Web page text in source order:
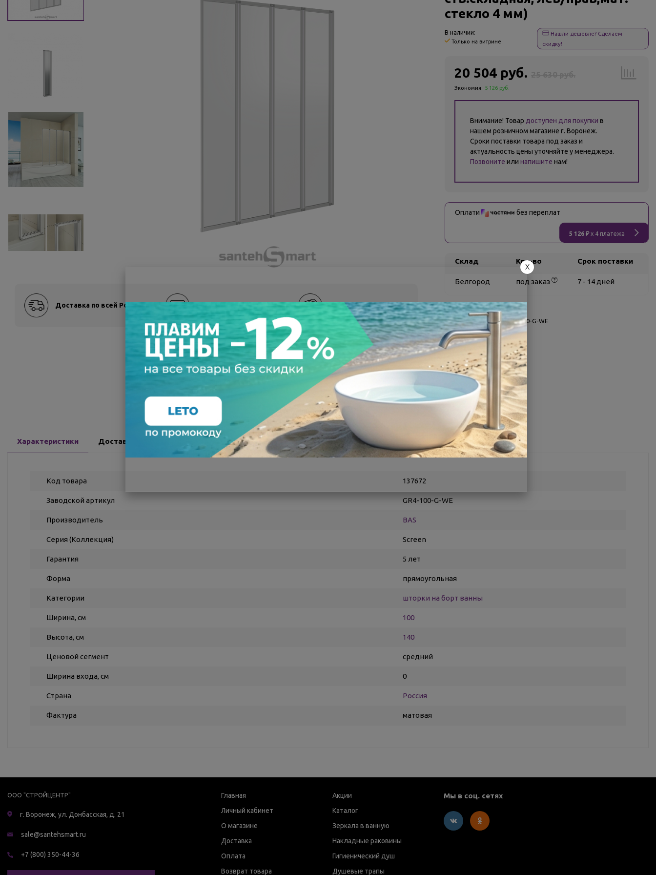
Доставка по всей России Оплата после осмотра Всегда низкие цены
стекло 4 мм)
В наличии:
Только на витрине
Нашли дешевле? Сделаем
скидку!
20 504 руб.
Экономия: 5 126 руб.
Внимание! Товар доступен для покупки в
нашем розничном магазине г. Воронеж.
Сроки поставки товара под заказ и
актуальность цены уточняйте у менеджера.
Позвоните или напишите нам!
Оплати без переплат
5 126 ₽x 4 платежа
Склад Кол-во Срок поставки
Белгород под заказ 7 - 14 дней
О товаре
Заводской артикул: GR4-100-G-WE
Производитель:
BAS
Гарантия: 5 лет
Россия
Другие характеристики
Поделиться
Характеристики Доставка
Код товара 137672
Заводской артикул GR4-100-G-WE
Производитель BAS
Серия (Коллекция) Screen
Гарантия 5 лет
Форма прямоугольная
Категории шторки на борт ванны
Ширина, см 100
Высота, см 140
Ценовой сегмент средний
Ширина входа, см 0
Страна Россия
Фактура матовая
ООО "СТРОЙЦЕНТР"
г. Воронеж, ул. Донбасская, д. 21
sale@santehsmart.ru
+7 (800) 350-44-36
Главная
Личный кабинет
О магазине
Доставка
Оплата
Возврат товара
Акции
Каталог
Зеркала в ванную
Накладные раковины
Гигиенический душ
Душевые трапы
Мы в соц. сетях
X